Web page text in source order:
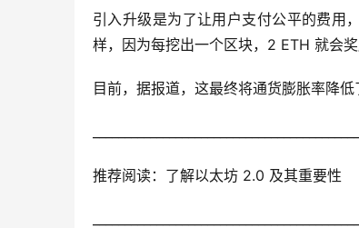
引入升级是为了让用户支付公平的费用
样，因为每挖出一个区块，2 ETH 就会
目前，据报道，这最终将通货膨胀率降
推荐阅读：了解以太坊 2.0 及其重要性